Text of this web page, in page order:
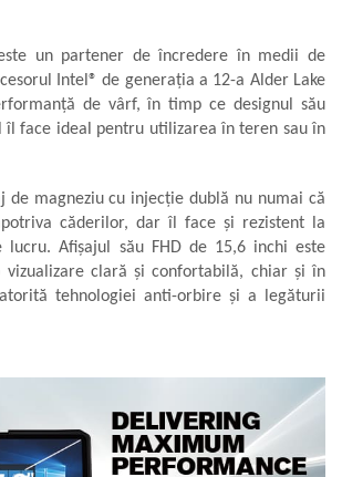
un partener de încredere în medii de
Intel® de generația a 12-a Alder Lake
de vârf, în timp ce designul său
îl face ideal pentru utilizarea în teren sau în
de magneziu cu injecție dublă nu numai că
căderilor, dar îl face și rezistent la
lucru. Afișajul său FHD de 15,6 inchi este
clară și confortabilă, chiar și în
tehnologiei anti-orbire și a legăturii